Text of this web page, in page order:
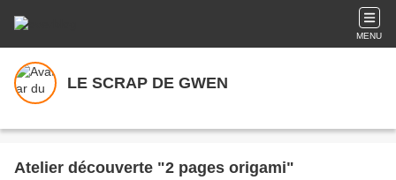
MENU
LE SCRAP DE GWEN
Atelier découverte "2 pages origami"